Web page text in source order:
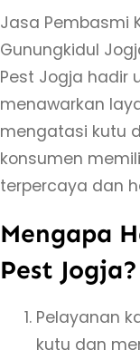
a
s
m
u
t
K
u
c
Jasa Pembasmi
Gunungkidul
Pest Jogja hadir
menawarkan
mengatasi kutu
konsumen
terpercaya dan
Mengapa
Pest Jogja?
Pelayanan
kutu dan